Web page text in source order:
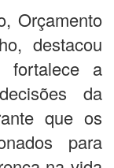
Orçamento
destacou
fortalece a
da
que os
para